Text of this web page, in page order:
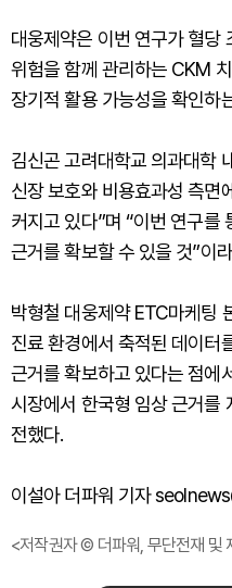
대웅제약은 이번 연구가 혈당
위험을 함께 관리하는 CKM
장기적 활용 가능성을 확인하
김신곤 고려대학교 의과대학
신장 보호와 비용효과성 측면
커지고 있다”며 “이번 연구를
근거를 확보할 수 있을 것”이
박형철 대웅제약 ETC마케팅
진료 환경에서 축적된 데이터
근거를 확보하고 있다는 점에
시장에서 한국형 임상 근거를
전했다.
이설아 더파워 기자
<저작권자 © 더파워, 무단전재 및